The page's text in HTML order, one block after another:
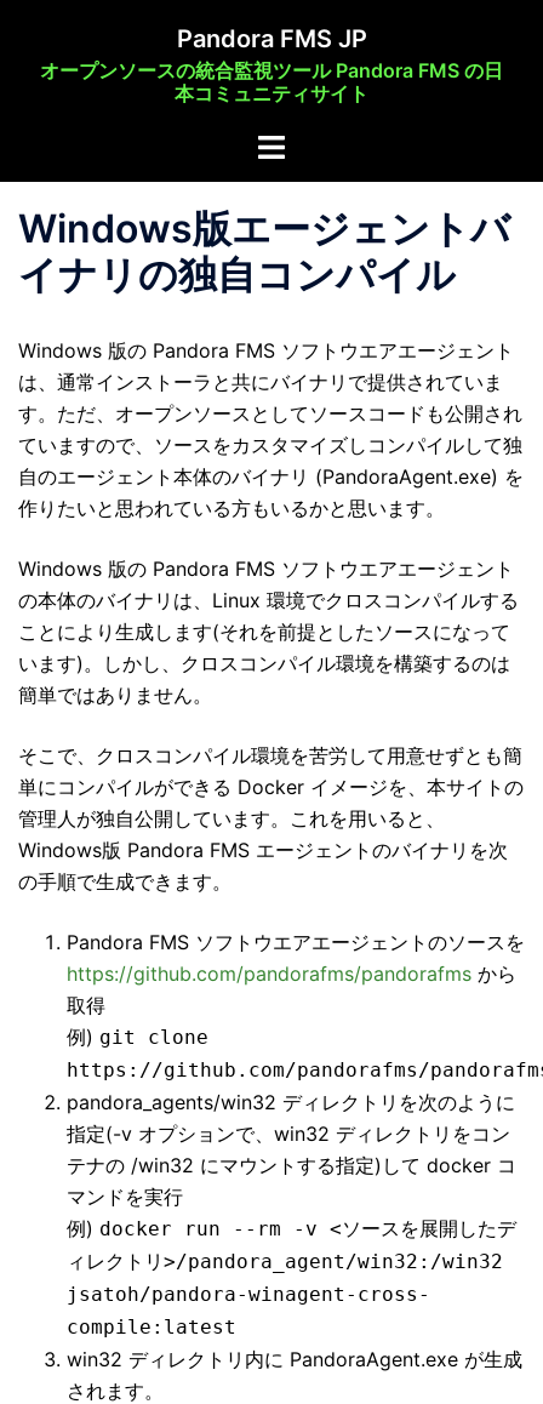
Pandora FMS JP
オープンソースの統合監視ツール Pandora FMS の日
本コミュニティサイト
ト
メ
ニ
ュ
Windows版エージェントバ
イナリの独自コンパイル
Windows 版の Pandora FMS ソフトウエアエージェント
は、通常インストーラと共にバイナリで提供されていま
す。ただ、オープンソースとしてソースコードも公開され
ていますので、ソースをカスタマイズしコンパイルして独
自のエージェント本体のバイナリ (PandoraAgent.exe) を
作りたいと思われている方もいるかと思います。
Windows 版の Pandora FMS ソフトウエアエージェント
の本体のバイナリは、Linux 環境でクロスコンパイルする
ことにより生成します(それを前提としたソースになって
います)。しかし、クロスコンパイル環境を構築するのは
簡単ではありません。
そこで、クロスコンパイル環境を苦労して用意せずとも簡
単にコンパイルができる Docker イメージを、本サイトの
管理人が独自公開しています。これを用いると、
Windows版 Pandora FMS エージェントのバイナリを次
の手順で生成できます。
Pandora FMS ソフトウエアエージェントのソースを
https://github.com/pandorafms/pandorafms から
取得
例) git clone
https://github.com/pandorafms/
pandora_agents/win32 ディレクトリを次のように
指定(-v オプションで、win32 ディレクトリをコン
テナの /win32 にマウントする指定)して docker コ
マンドを実行
例) docker run --rm -v <ソースを展開したデ
ィレクトリ>/pandora_agent/win32:/win32
jsatoh/pandora-winagent-cross-
compile:latest
win32 ディレクトリ内に PandoraAgent.exe が生成
されます。